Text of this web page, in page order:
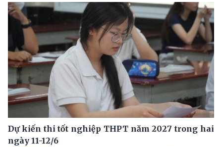
Dự kiến thi tốt nghiệp THPT năm 2027 trong hai
ngày 11-12/6